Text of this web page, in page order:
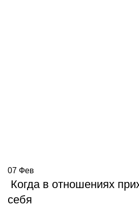
07 Фев
Когда в отношениях
себя